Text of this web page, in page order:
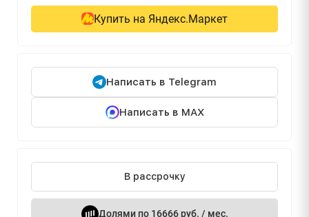
Купить на Яндекс.Маркет
Написать в Telegram
Написать в MAX
В рассрочку
Долями по 16666 руб. / мес.